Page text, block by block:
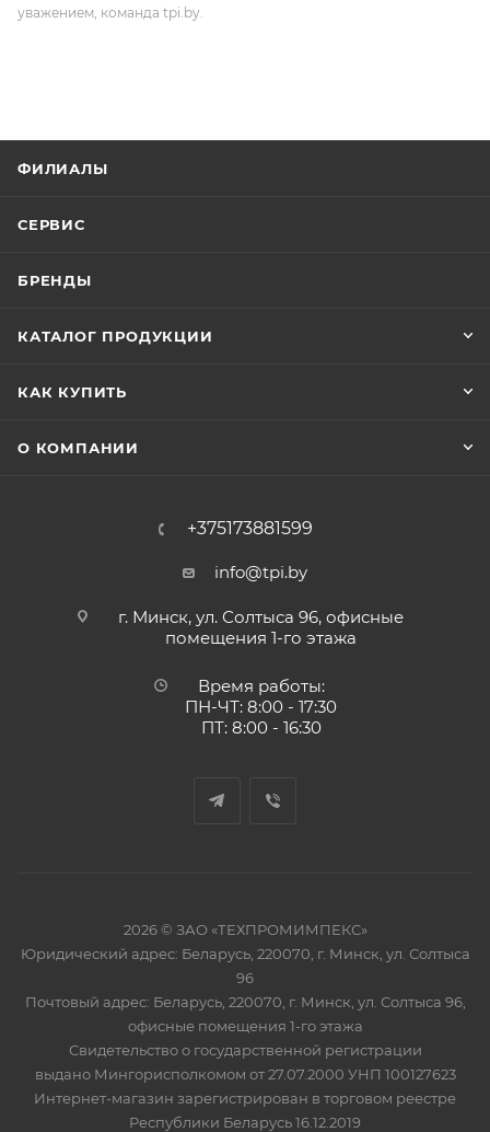
уважением, команда tpi.by.
ФИЛИАЛЫ
СЕРВИС
БРЕНДЫ
КАТАЛОГ ПРОДУКЦИИ
КАК КУПИТЬ
О КОМПАНИИ
+375173881599
info@tpi.by
г. Минск, ул. Солтыса 96, офисные
помещения 1-го этажа
Время работы:
ПН-ЧТ: 8:00 - 17:30
ПТ: 8:00 - 16:30
2026 © ЗАО «ТЕХПРОМИМПЕКС»
Юридический адрес: Беларусь, 220070, г. Минск, ул. Солтыса
96
Почтовый адрес: Беларусь, 220070, г. Минск, ул. Солтыса 96,
офисные помещения 1-го этажа
Свидетельство о государственной регистрации
выдано Мингорисполкомом от 27.07.2000 УНП 100127623
Интернет-магазин зарегистрирован в торговом реестре
Республики Беларусь 16.12.2019